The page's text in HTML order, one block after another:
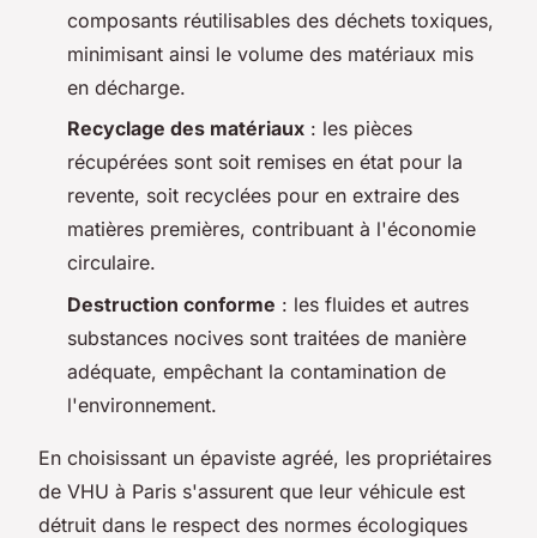
composants réutilisables des déchets toxiques,
minimisant ainsi le volume des matériaux mis
en décharge.
Recyclage des matériaux : les pièces
récupérées sont soit remises en état pour la
revente, soit recyclées pour en extraire des
matières premières, contribuant à l'économie
circulaire.
Destruction conforme : les fluides et autres
substances nocives sont traitées de manière
adéquate, empêchant la contamination de
l'environnement.
En choisissant un épaviste agréé, les propriétaires
de VHU à Paris s'assurent que leur véhicule est
détruit dans le respect des normes écologiques